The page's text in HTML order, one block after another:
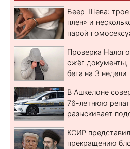
Беер-Шева: трое
плен» и
парой
Проверка
сжёг документы,
бега на 3 недели
В Ашкелоне
76-летнюю
разыскивает
КСИР
прекращению